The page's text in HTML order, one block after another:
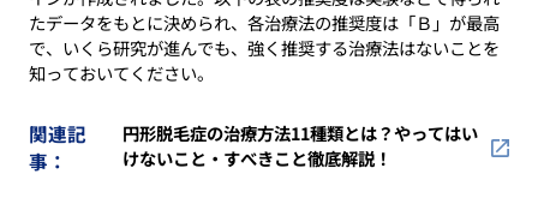
たデータをもとに決められ、各治療法の推奨度は「Ｂ」が最高
で、いくら研究が進んでも、強く推奨する治療法はないことを
知っておいてください。
関連記
事：
円形脱毛症の治療方法11種類とは？やってはい
けないこと・すべきこと徹底解説！